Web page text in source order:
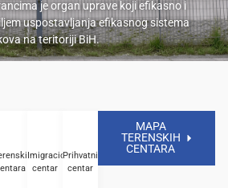
je organ uprave koji efikasno i
uspostavljanja efikasnog sistema
na teritoriji BiH.
Imigracioni
centar
Prihvatni
centar
MAPA
TERENSKIH
CENTARA